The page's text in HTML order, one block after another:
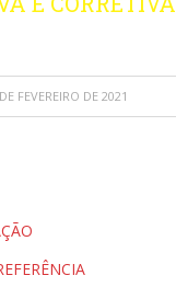
FEVEREIRO DE 2021